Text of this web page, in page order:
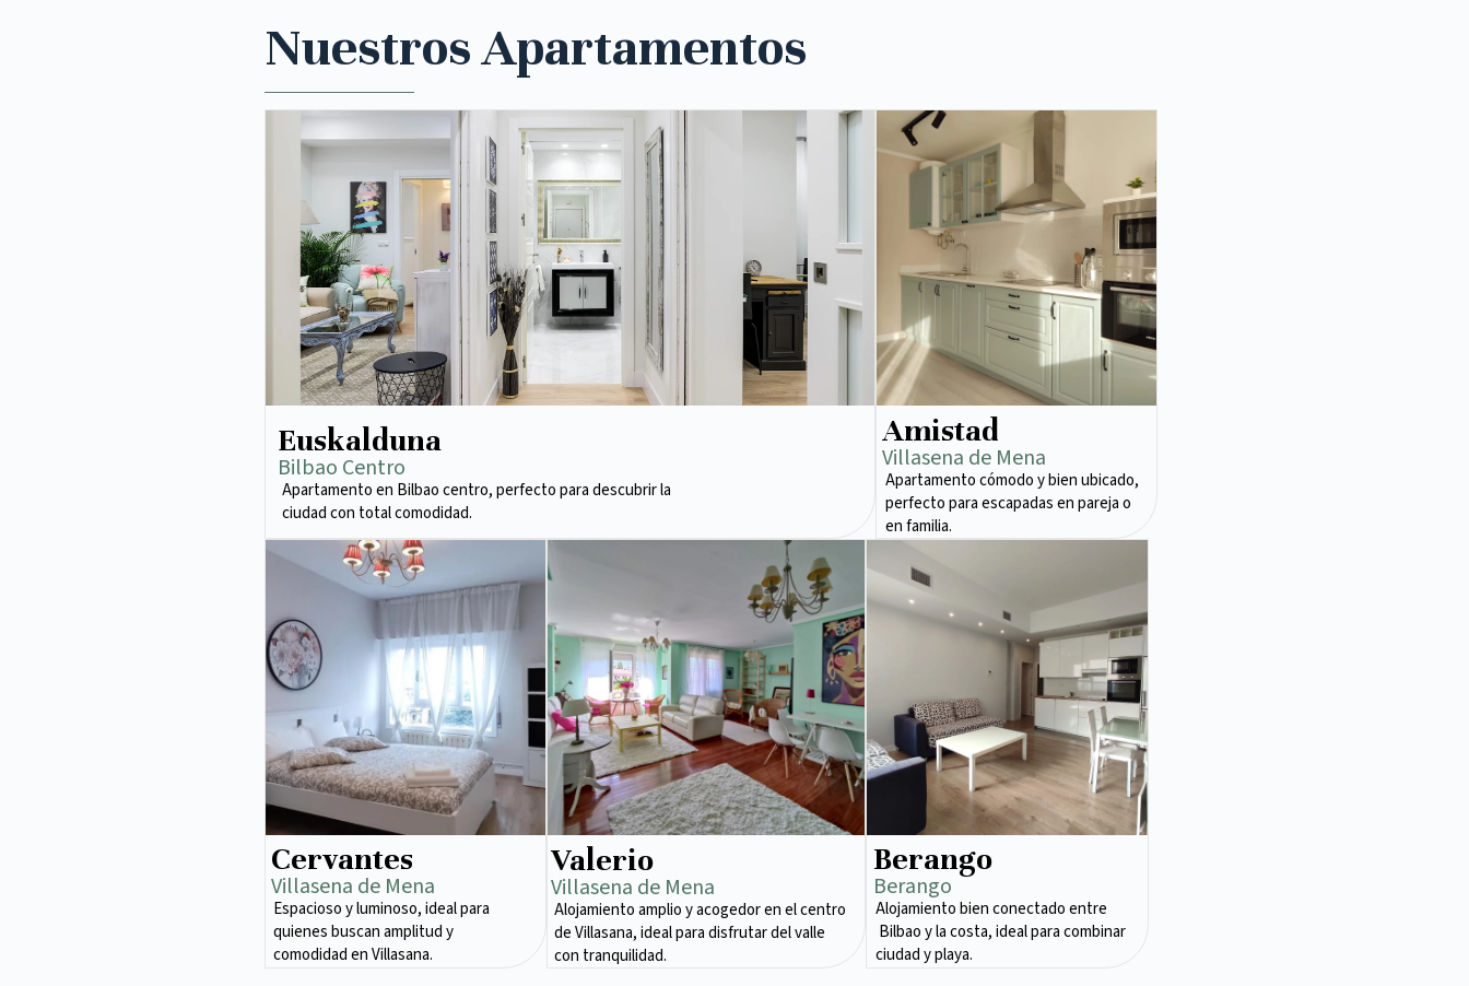
Nuestros Apartamentos
Euskalduna
Bilbao Centro
Apartamento en Bilbao centro, perfecto para descubrir la
ciudad con total comodidad.
Amistad
Villasena de Mena
Apartamento cómodo y bien ubicado,
perfecto para escapadas en pareja o
en familia.
Cervantes
Villasena de Mena​
Espacioso y luminoso, ideal para
quienes buscan amplitud y
comodidad en Villasana.
Valerio
Villasena de Mena​
Alojamiento amplio y acogedor en el centro
de Villasana, ideal para disfrutar del valle
con tranquilidad.
Berango
Berango
Alojamiento bien conectado entre
Bilbao y la costa, ideal para combinar
ciudad y playa.